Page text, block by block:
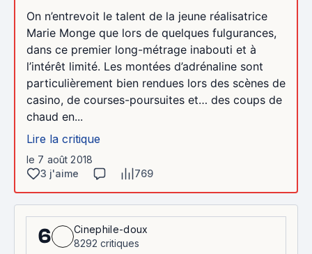
On n’entrevoit le talent de la jeune réalisatrice
Marie Monge que lors de quelques fulgurances,
dans ce premier long-métrage inabouti et à
l’intérêt limité. Les montées d’adrénaline sont
particulièrement bien rendues lors des scènes de
casino, de courses-poursuites et… des coups de
chaud en...
Lire la critique
le 7 août 2018
3 j'aime
769
6
Cinephile-doux
8292 critiques